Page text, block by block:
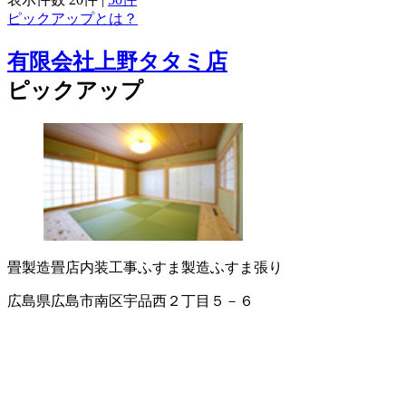
ピックアップとは？
有限会社上野タタミ店
ピックアップ
畳製造畳店内装工事ふすま製造ふすま張り
広島県広島市南区宇品西２丁目５－６